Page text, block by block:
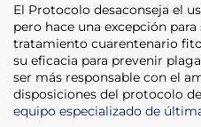
El Protocolo desaconseja el
pero hace una excepción
tratamiento cuarentenario
su eficacia para prevenir
ser más responsable con el
disposiciones del protocolo
equipo especializado de